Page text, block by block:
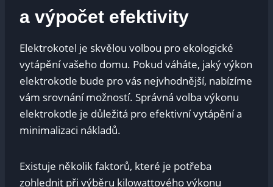
a výpočet efektivity
Elektrokotel je skvělou volbou pro ekologické
vytápění vašeho domu. Pokud váháte, jaký výkon
elektrokotle bude pro vás nejvhodnější, nabízíme
vám srovnání možností. Správná volba výkonu
elektrokotle je důležitá pro efektivní vytápění a
minimalizaci nákladů.
Existuje několik faktorů, které je potřeba
zohlednit při výběru kilowattového výkonu